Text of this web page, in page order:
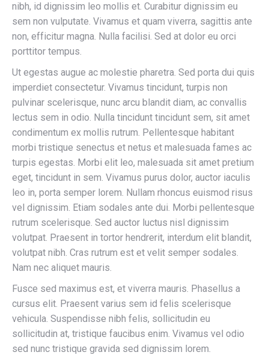
nibh, id dignissim leo mollis et. Curabitur dignissim eu
sem non vulputate. Vivamus et quam viverra, sagittis ante
non, efficitur magna. Nulla facilisi. Sed at dolor eu orci
porttitor tempus.
Ut egestas augue ac molestie pharetra. Sed porta dui quis
imperdiet consectetur. Vivamus tincidunt, turpis non
pulvinar scelerisque, nunc arcu blandit diam, ac convallis
lectus sem in odio. Nulla tincidunt tincidunt sem, sit amet
condimentum ex mollis rutrum. Pellentesque habitant
morbi tristique senectus et netus et malesuada fames ac
turpis egestas. Morbi elit leo, malesuada sit amet pretium
eget, tincidunt in sem. Vivamus purus dolor, auctor iaculis
leo in, porta semper lorem. Nullam rhoncus euismod risus
vel dignissim. Etiam sodales ante dui. Morbi pellentesque
rutrum scelerisque. Sed auctor luctus nisl dignissim
volutpat. Praesent in tortor hendrerit, interdum elit blandit,
volutpat nibh. Cras rutrum est et velit semper sodales.
Nam nec aliquet mauris.
Fusce sed maximus est, et viverra mauris. Phasellus a
cursus elit. Praesent varius sem id felis scelerisque
vehicula. Suspendisse nibh felis, sollicitudin eu
sollicitudin at, tristique faucibus enim. Vivamus vel odio
sed nunc tristique gravida sed dignissim lorem.